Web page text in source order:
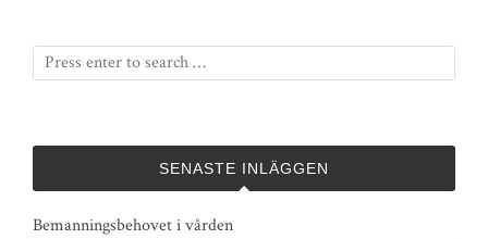
SENASTE INLÄGGEN
Bemanningsbehovet i vården